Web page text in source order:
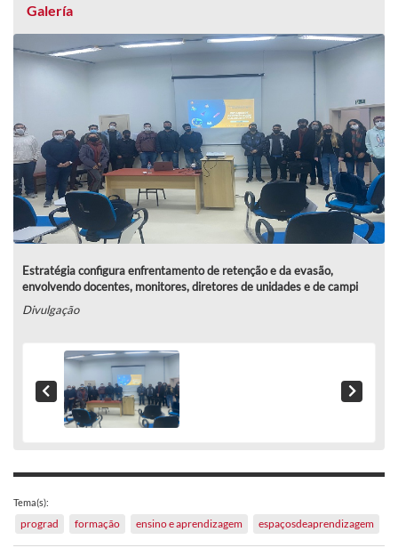
Galería
Estratégia configura enfrentamento de retenção e da evasão,
envolvendo docentes, monitores, diretores de unidades e de campi
Divulgação
Tema(s):
prograd formação ensino e aprendizagem espaçosdeaprendizagem